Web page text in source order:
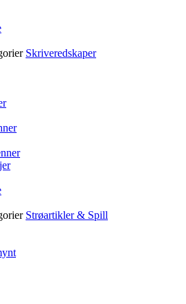
Skriveredskaper
Strøartikler & Spill